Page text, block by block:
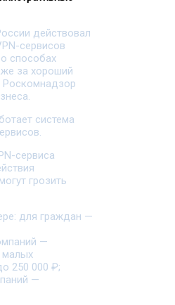
действовал
сервисов
способах
за хороший
Роскомнадзор
система
сервиса
грозить
для граждан —
—
малых
250 000 ₽;
—